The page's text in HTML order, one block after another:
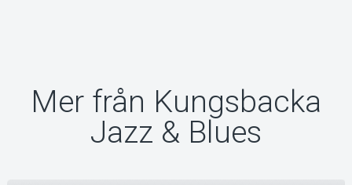
Mer från Kungsbacka
Jazz & Blues